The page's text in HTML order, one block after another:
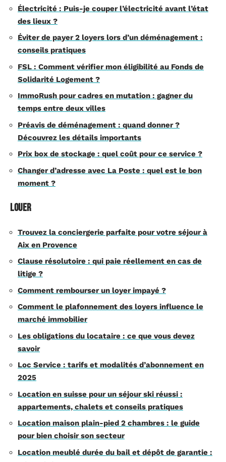
Électricité : Puis-je couper l’électricité avant l’état
des lieux ?
Éviter de payer 2 loyers lors d’un déménagement :
conseils pratiques
FSL : Comment vérifier mon éligibilité au Fonds de
Solidarité Logement ?
ImmoRush pour cadres en mutation : gagner du
temps entre deux villes
Préavis de déménagement : quand donner ?
Découvrez les détails importants
Prix box de stockage : quel coût pour ce service ?
Changer d’adresse avec La Poste : quel est le bon
moment ?
Louer
Trouvez la conciergerie parfaite pour votre séjour à
Aix en Provence
Clause résolutoire : qui paie réellement en cas de
litige ?
Comment rembourser un loyer impayé ?
Comment le plafonnement des loyers influence le
marché immobilier
Les obligations du locataire : ce que vous devez
savoir
Loc Service : tarifs et modalités d’abonnement en
2025
Location en suisse pour un séjour ski réussi :
appartements, chalets et conseils pratiques
Location maison plain-pied 2 chambres : le guide
pour bien choisir son secteur
Location meublé durée du bail et dépôt de garantie :